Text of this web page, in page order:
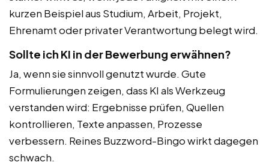
kurzen Beispiel aus Studium, Arbeit, Projekt,
Ehrenamt oder privater Verantwortung belegt wird.
Sollte ich KI in der Bewerbung erwähnen?
Ja, wenn sie sinnvoll genutzt wurde. Gute
Formulierungen zeigen, dass KI als Werkzeug
verstanden wird: Ergebnisse prüfen, Quellen
kontrollieren, Texte anpassen, Prozesse
verbessern. Reines Buzzword-Bingo wirkt dagegen
schwach.